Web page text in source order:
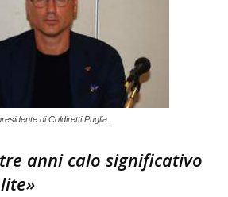
di Coldiretti Puglia.
anni calo significativo